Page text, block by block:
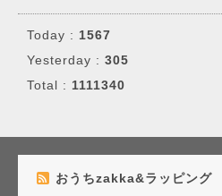
Today : 1567
Yesterday : 305
Total : 1111340
おうちzakka&ラッピン